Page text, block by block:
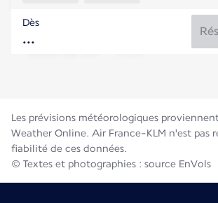
Canada
Durée du vol
Dès
Les prévisions météorologiques
Weather Online. Air France-KLM n'est pas
fiabilité de ces données.
© Textes et photographies : source EnVols